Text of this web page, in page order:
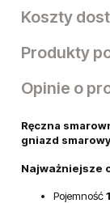
Koszty
Cena nie
Produkty
Opinie o
Ręczna
gniazd
Najważniejsze
Pojemność